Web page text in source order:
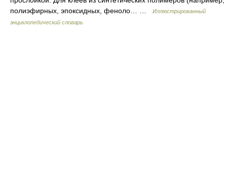
полиэфирных, эпоксидных, феноло… …
Иллюстрированный
энциклопедический словарь